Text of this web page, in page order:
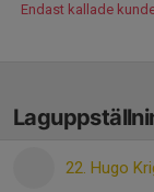
Endast kallade
22. Hugo